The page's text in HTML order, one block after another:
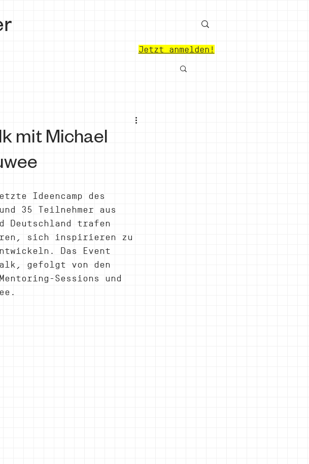
Jetzt anmelden!
mit Michael
Ideencamp des
35 Teilnehmer aus
Deutschland trafen
sich inspirieren zu
Das Event
gefolgt von den
Sessions und